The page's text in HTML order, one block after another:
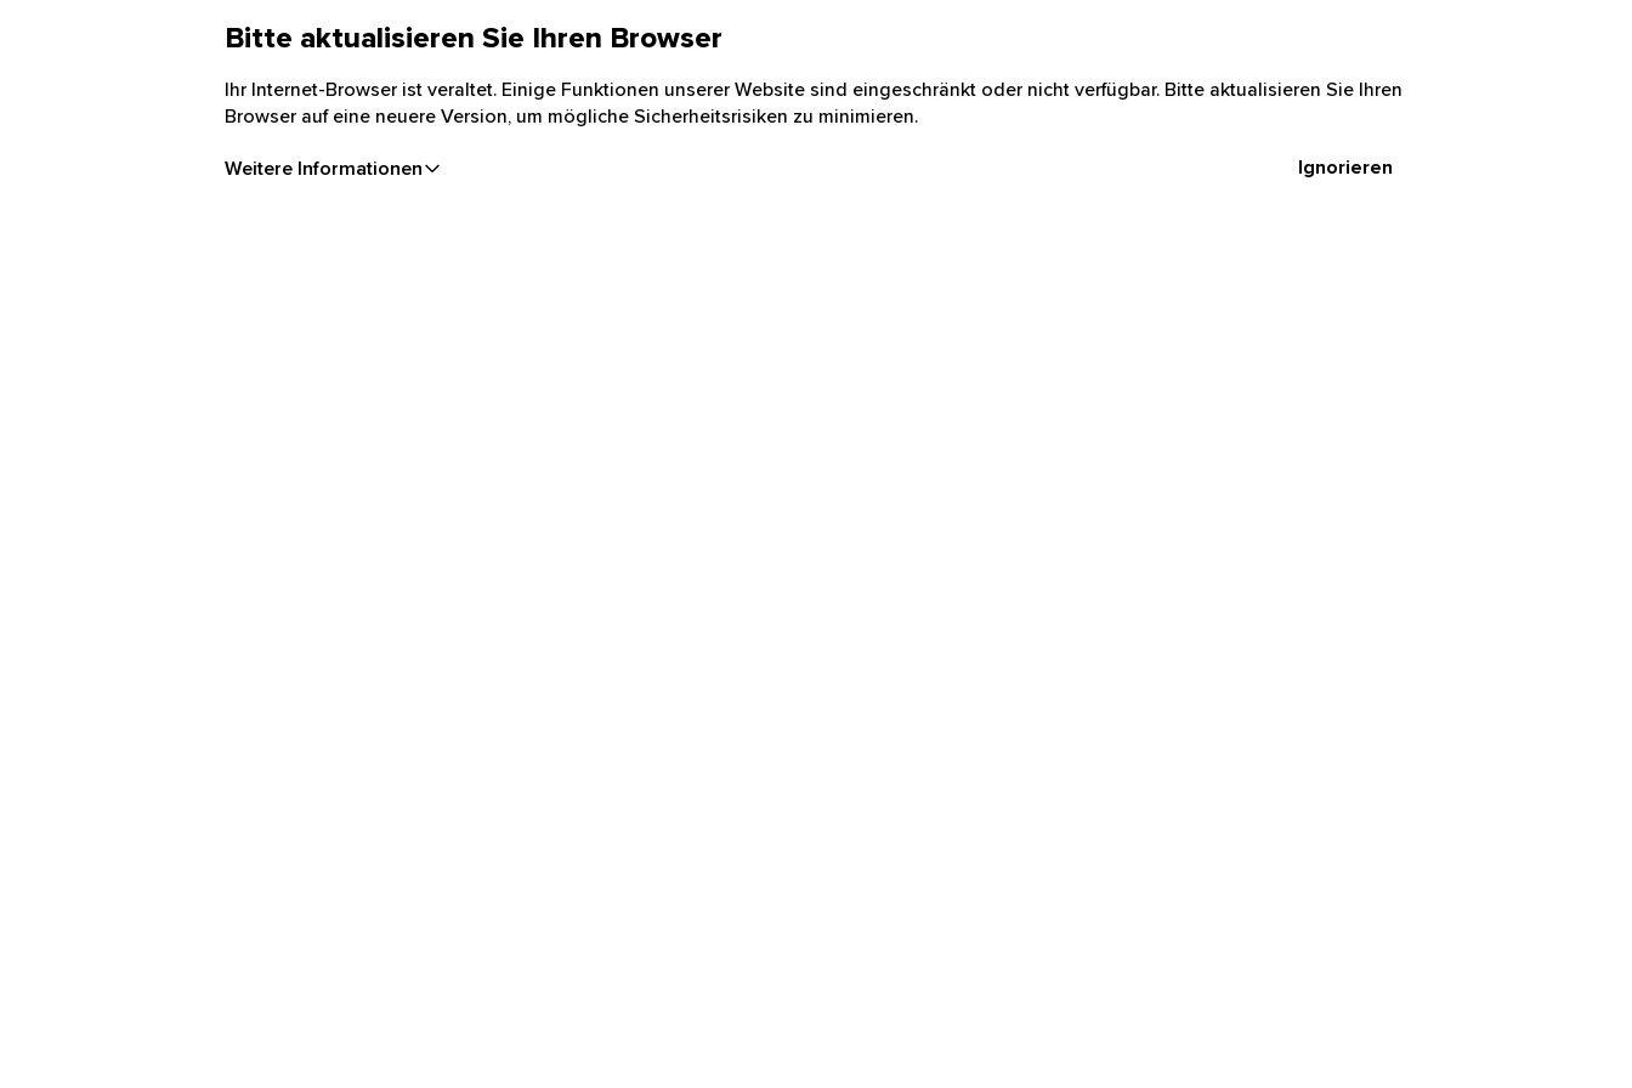
Bitte aktualisieren Sie Ihren Browser
Ihr Internet-Browser ist veraltet. Einige Funktionen unserer Website sind eingeschränkt oder nicht verfügbar. Bitte aktualisieren Sie Ihren
Browser auf eine neuere Version, um mögliche Sicherheitsrisiken zu minimieren.
Weitere Informationen Ignorieren